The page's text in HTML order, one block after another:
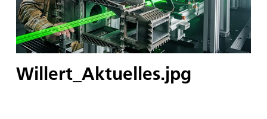
Willert_Aktuelles.jpg